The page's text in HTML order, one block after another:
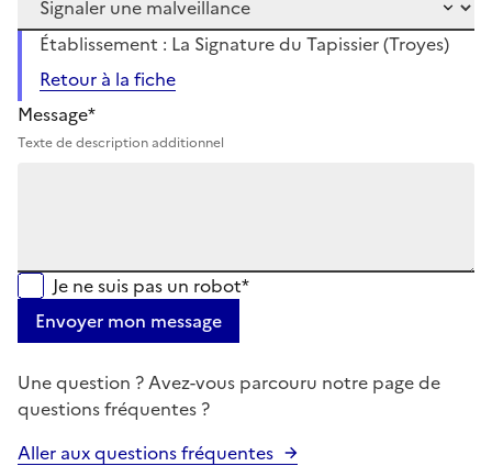
Établissement : La Signature du Tapissier (Troyes)
Retour à la fiche
Message*
Texte de description additionnel
Je ne suis pas un robot*
Envoyer mon message
Une question ? Avez-vous parcouru notre page de
questions fréquentes ?
Aller aux questions fréquentes